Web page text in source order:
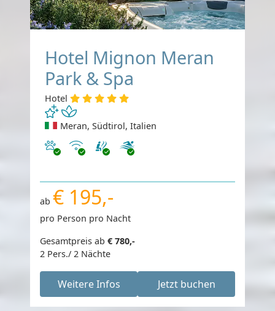
Hotel Mignon Meran
Park & Spa
Hotel
Meran, Südtirol, Italien
Haustiere erlaubt
Internet
ab € 195,-
pro Person pro Nacht
Gesamtpreis ab € 780,-
2 Pers./ 2 Nächte
Weitere Infos Jetzt buchen